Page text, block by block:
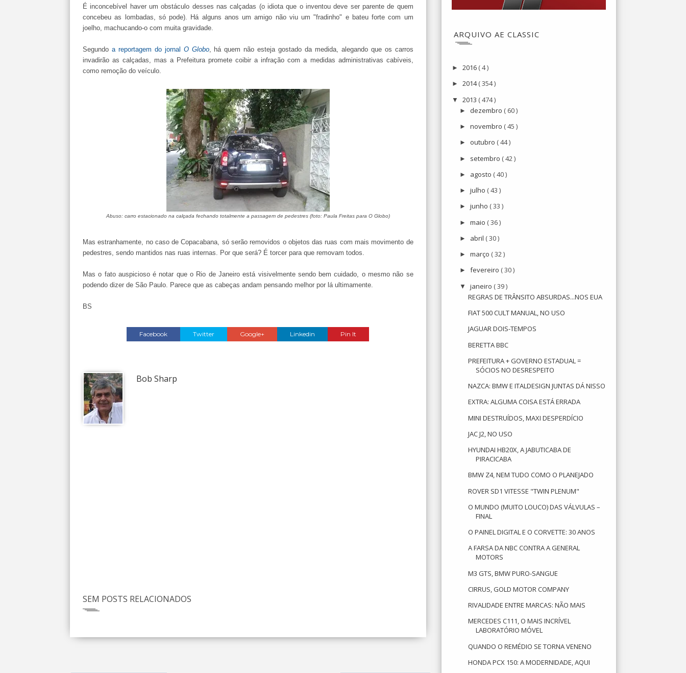
É inconcebível haver um obstáculo desses nas calçadas (o idiota que o inventou deve ser parente de quem
concebeu as lombadas, só pode). Há alguns anos um amigo não viu um "fradinho" e bateu forte com um
joelho, machucando-o com muita gravidade.
Segundo a reportagem do jornal O Globo, há quem não esteja gostado da medida, alegando que os carros
invadirão as calçadas, mas a Prefeitura promete coibir a infração com a medidas administrativas cabíveis,
como remoção do veículo.
Abuso: carro estacionado na calçada fechando totalmente a passagem de pedestres (foto: Paula Freitas para O Globo)
Mas estranhamente, no caso de Copacabana, só serão removidos o objetos das ruas com mais movimento de
pedestres, sendo mantidos nas ruas internas. Por que será? É torcer para que removam todos.
Mas o fato auspicioso é notar que o Rio de Janeiro está visivelmente sendo bem cuidado, o mesmo não se
podendo dizer de São Paulo. Parece que as cabeças andam pensando melhor por lá ultimamente.
BS
Facebook Twitter Google+ Linkedin Pin It
Bob Sharp
SEM POSTS RELACIONADOS
ARQUIVO AE CLASSIC
► 2016 ( 4 )
► 2014( 354 )
▼ 2013 ( 474 )
► dezembro ( 60 )
►novembro ( 45 )
► outubro ( 44 )
► setembro ( 42 )
► agosto ( 40 )
►julho ( 43 )
►junho ( 33 )
►maio ( 36 )
► abril ( 30 )
►março ( 32 )
►fevereiro ( 30 )
▼janeiro ( 39 )
REGRAS DE TRÂNSITO ABSURDAS...NOS EUA
FIAT 500 CULT MANUAL, NO USO
JAGUAR DOIS-TEMPOS
BERETTA BBC
PREFEITURA + GOVERNO ESTADUAL =
SÓCIOS NO DESRESPEITO
NAZCA: BMW E ITALDESIGN JUNTAS DÁ NISSO
EXTRA: ALGUMA COISA ESTÁ ERRADA
MINI DESTRUÍDOS, MAXI DESPERDÍCIO
JAC J2, NO USO
HYUNDAI HB20X, A JABUTICABA DE
PIRACICABA
BMW Z4, NEM TUDO COMO O PLANEJADO
ROVER SD1 VITESSE "TWIN PLENUM"
O MUNDO (MUITO LOUCO) DAS VÁLVULAS –
FINAL
O PAINEL DIGITAL E O CORVETTE: 30 ANOS
A FARSA DA NBC CONTRA A GENERAL
MOTORS
M3 GTS, BMW PURO-SANGUE
CIRRUS, GOLD MOTOR COMPANY
RIVALIDADE ENTRE MARCAS: NÃO MAIS
MERCEDES C111, O MAIS INCRÍVEL
LABORATÓRIO MÓVEL
QUANDO O REMÉDIO SE TORNA VENENO
HONDA PCX 150: A MODERNIDADE, AQUI